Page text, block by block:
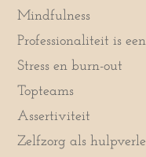
Mindfulness
Professionaliteit is
Stress en burn-out
Topteams
Assertiviteit
Zelfzorg als